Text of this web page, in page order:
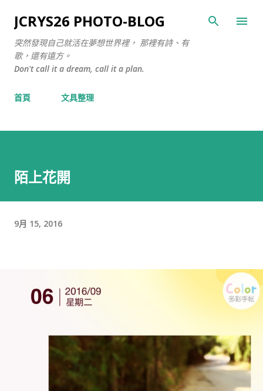
跳至主要內容
JCRYS26 PHOTO-BLOG
突然發現自己就活在夢想世界裡， 那裡有詩、有
歌，還有遠方。
Don't call it a dream, call it a plan.
首頁 文具整理
陌上花開
9月 15, 2016